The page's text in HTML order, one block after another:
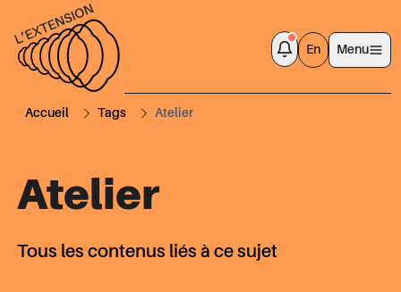
En Menu
Accueil Tags Atelier
Atelier
Tous les contenus liés à ce sujet